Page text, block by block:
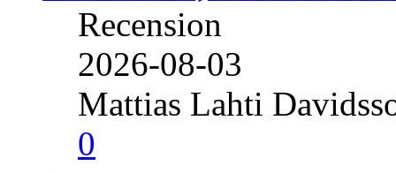
Recension
2026-08-03
Mattias Lahti
0